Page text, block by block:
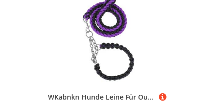
WKabnkn Hunde Leine Für Outdoor Walking Nopull Haustiertraining Leiter Praktisches Nylon Leine Einstellbares Traktionsseil Für Große Hunde Blei